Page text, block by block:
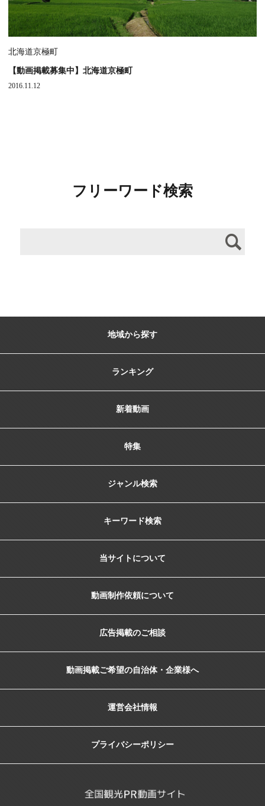
北海道京極町
【動画掲載募集中】北海道京極町
2016.11.12
フリーワード検索
地域から探す
ランキング
新着動画
特集
ジャンル検索
キーワード検索
当サイトについて
動画制作依頼について
広告掲載のご相談
動画掲載ご希望の自治体・企業様へ
運営会社情報
プライバシーポリシー